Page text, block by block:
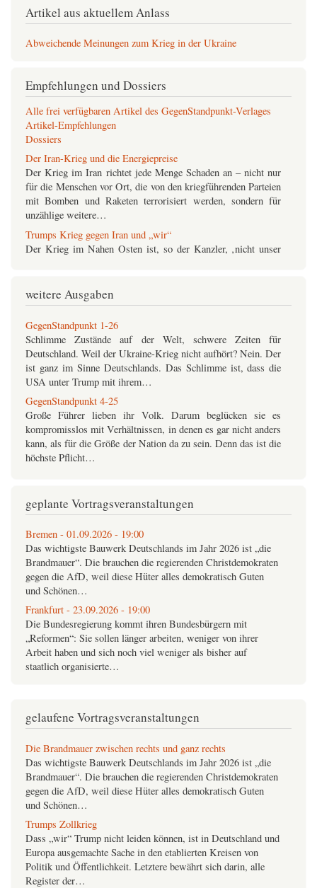
Artikel aus aktuellem Anlass
Abweichende Meinungen zum Krieg in der Ukraine
Empfehlungen und Dossiers
Alle frei verfügbaren Artikel des GegenStandpunkt-Verlages
Artikel-Empfehlungen
Dossiers
Der Iran-Krieg und die Energiepreise
Der Krieg im Iran richtet jede Menge Schaden an – nicht nur
für die Menschen vor Ort, die von den kriegführenden Parteien
mit Bomben und Raketen terrorisiert werden, sondern für
unzählige weitere…
Trumps Krieg gegen Iran und „wir“
Der Krieg im Nahen Osten ist, so der Kanzler, ‚nicht unser
wie zynische…
weitere Ausgaben
GegenStandpunkt 1-26
Schlimme Zustände auf der Welt, schwere Zeiten für
Deutschland. Weil der Ukraine-Krieg nicht aufhört? Nein. Der
ist ganz im Sinne Deutschlands. Das Schlimme ist, dass die
USA unter Trump mit ihrem…
GegenStandpunkt 4-25
Große Führer lieben ihr Volk. Darum beglücken sie es
kompromisslos mit Verhältnissen, in denen es gar nicht anders
kann, als für die Größe der Nation da zu sein. Denn das ist die
höchste Pflicht…
Stick
alle Zeitschriften als PDF und EPUB
alle…
GegenStandpunkt 3-25
Bei allem öffentlich zelebrierten Mitleid mit dem schlimmen
Schicksal der von den Kriegen in Osteuropa und im Nahen
Osten betroffenen Völker vergisst die deutsche Politik
selbstverständlich nie,…
GegenStandpunkt 2-25
Während Deutschland erbittert daran festhält, dass sein
Anspruch auf ganz Europa die Verdrängung Russlands
braucht, also den gigantischen Landkrieg im Osten allemal
Im vorgezogenen Wahlkampf 2025 waren
Migrantennicht bloß das beherrschende Thema: Praktisch
war Deutschlands demokratischer Diskurs von dem Konsens
bestimmt,…
geplante Vortragsveranstaltungen
Bremen - 01.09.2026 - 19:00
Das wichtigste Bauwerk Deutschlands im Jahr 2026 ist „die
Brandmauer“. Die brauchen die regierenden Christdemokraten
gegen die AfD, weil diese Hüter alles demokratisch Guten
und Schönen…
Frankfurt - 23.09.2026 - 19:00
Die Bundesregierung kommt ihren Bundesbürgern mit
„Reformen“: Sie sollen länger arbeiten, weniger von ihrer
Arbeit haben und sich noch viel weniger als bisher auf
staatlich organisierte…
gelaufene Vortragsveranstaltungen
Die Brandmauer zwischen rechts und ganz rechts
Das wichtigste Bauwerk Deutschlands im Jahr 2026 ist „die
Brandmauer“. Die brauchen die regierenden Christdemokraten
gegen die AfD, weil diese Hüter alles demokratisch Guten
und Schönen…
Trumps Zollkrieg
Dass „wir“ Trump nicht leiden können, ist in Deutschland und
Europa ausgemachte Sache in den etablierten Kreisen von
Politik und Öffentlichkeit. Letztere bewährt sich darin, alle
Register der…